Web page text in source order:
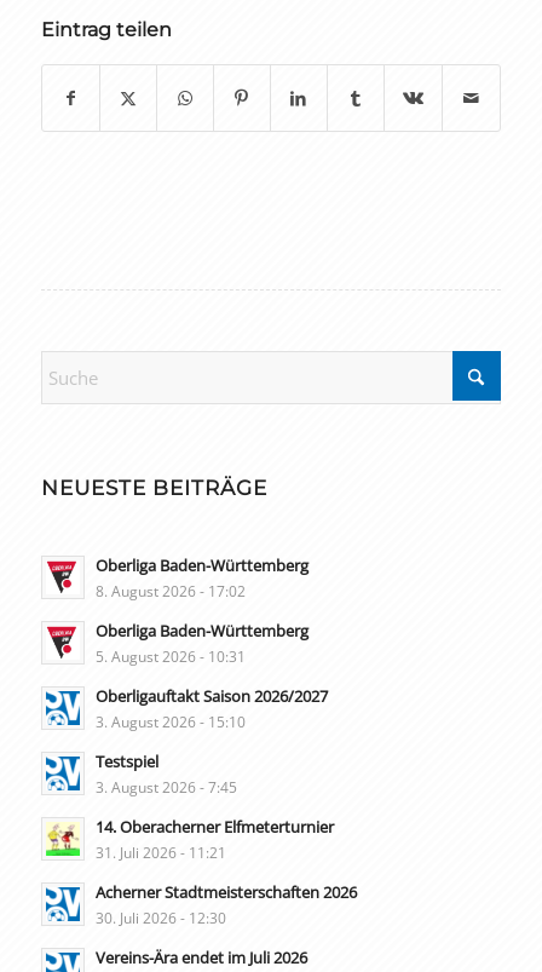
Eintrag teilen
NEUESTE BEITRÄGE
Oberliga Baden-Württemberg
8. August 2026 - 17:02
Oberliga Baden-Württemberg
5. August 2026 - 10:31
Oberligauftakt Saison 2026/2027
3. August 2026 - 15:10
Testspiel
3. August 2026 - 7:45
14. Oberacherner Elfmeterturnier
31. Juli 2026 - 11:21
Acherner Stadtmeisterschaften 2026
30. Juli 2026 - 12:30
Vereins-Ära endet im Juli 2026